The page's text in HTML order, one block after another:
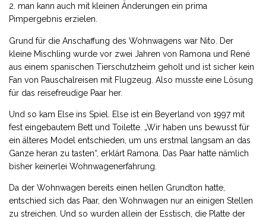
man kann auch mit kleinen Änderungen ein prima
Pimpergebnis erzielen.
Grund für die Anschaffung des Wohnwagens war Nito. Der
kleine Mischling wurde vor zwei Jahren von Ramona und René
aus einem spanischen Tierschutzheim geholt und ist sicher kein
Fan von Pauschalreisen mit Flugzeug. Also musste eine Lösung
für das reisefreudige Paar her.
Und so kam Else ins Spiel. Else ist ein Beyerland von 1997 mit
fest eingebautem Bett und Toilette. „Wir haben uns bewusst für
ein älteres Model entschieden, um uns erstmal langsam an das
Ganze heran zu tasten“, erklärt Ramona. Das Paar hatte nämlich
bisher keinerlei Wohnwagenerfahrung.
Da der Wohnwagen bereits einen hellen Grundton hatte,
entschied sich das Paar, den Wohnwagen nur an einigen Stellen
zu streichen. Und so wurden allein der Esstisch, die Platte der